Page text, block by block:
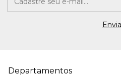
Departamentos